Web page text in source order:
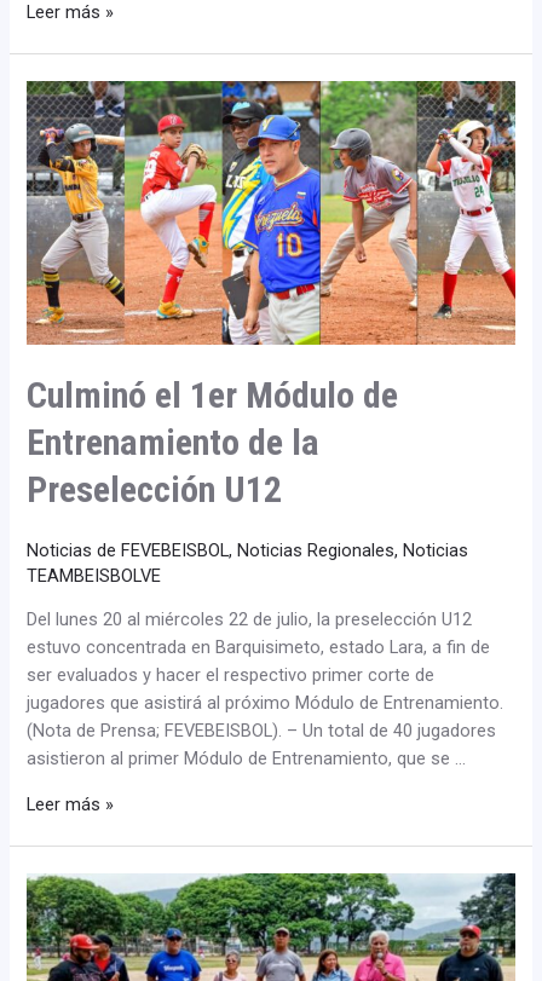
Leer más »
Culminó el 1er Módulo de
Entrenamiento de la
Preselección U12
Noticias de FEVEBEISBOL,Noticias Regionales,Noticias
TEAMBEISBOLVE
Del lunes 20 al miércoles 22 de julio, la preselección U12
estuvo concentrada en Barquisimeto, estado Lara, a fin de
ser evaluados y hacer el respectivo primer corte de
jugadores que asistirá al próximo Módulo de Entrenamiento.
(Nota de Prensa; FEVEBEISBOL). – Un total de 40 jugadores
asistieron al primer Módulo de Entrenamiento, que se …
Culminó
el
1er
Módulo
de
Entrenamiento
de
la
Preselección
U12
Leer más »
Liga
InterObrera
celebra
casi